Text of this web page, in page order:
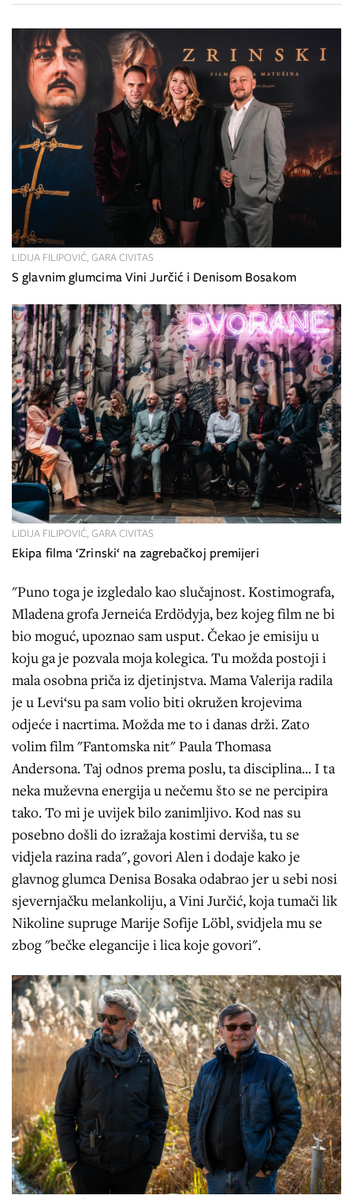
S glavnim glumcima Vini Jurčić i Denisom Bosakom
LIDIJA FILIPOVIĆ, GARA CIVITAS
Ekipa filma ‘Zrinski‘ na zagrebačkoj premijeri
LIDIJA FILIPOVIĆ, GARA CIVITAS
"Puno toga je izgledalo kao slučajnost. Kostimografa,
Mladena grofa Jerneića Erdödyja, bez kojeg film ne bi
bio moguć, upoznao sam usput. Čekao je emisiju u
koju ga je pozvala moja kolegica. Tu možda postoji i
mala osobna priča iz djetinjstva. Mama Valerija radila
je u Levi‘su pa sam volio biti okružen krojevima
odjeće i nacrtima. Možda me to i danas drži. Zato
volim film "Fantomska nit" Paula Thomasa
Andersona. Taj odnos prema poslu, ta disciplina... I ta
neka muževna energija u nečemu što se ne percipira
tako. To mi je uvijek bilo zanimljivo. Kod nas su
posebno došli do izražaja kostimi derviša, tu se
vidjela razina rada", govori Alen i dodaje kako je
glavnog glumca Denisa Bosaka odabrao jer u sebi nosi
sjevernjačku melankoliju, a Vini Jurčić, koja tumači lik
Nikoline supruge Marije Sofije Löbl, svidjela mu se
zbog "bečke elegancije i lica koje govori".